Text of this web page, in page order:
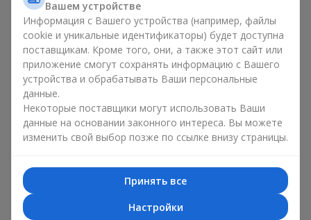
красота и вкус в одном
подарке
Торты с живыми цветами — это современное сочетание
флористики и гастрономической эстетики. Эксклюзивный
десерт в паре с
стильно и подчёркивает значимость события —дня
рождения ,рождения ребёнкаиликорпоратива.
В композиции букет цветов с тортом живые растения
завершает сладкий праздничный акцент. Такой десерт с
украшениями из любимых цветов отлично смотрится и на
праздничном столе, и на фотографиях.
Вашем устройстве
Информация с Вашего устройства (например, файлы
cookie и уникальные идентификаторы) будет доступна
поставщикам. Кроме того, они, а также этот сайт или
приложение смогут сохранять информацию с Вашего
устройства и обрабатывать Ваши персональные
данные.
Некоторые поставщики могут использовать Ваши
данные на основании законного интереса. Вы можете
изменить свой выбор позже по ссылке внизу страницы.
Принять все
Настройки